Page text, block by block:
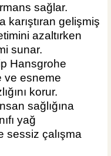
sağlar.
karıştıran gelişmiş
azaltırken
sunar.
Hansgrohe
ve esneme
korur.
sağlığına
yağ
sessiz çalışma